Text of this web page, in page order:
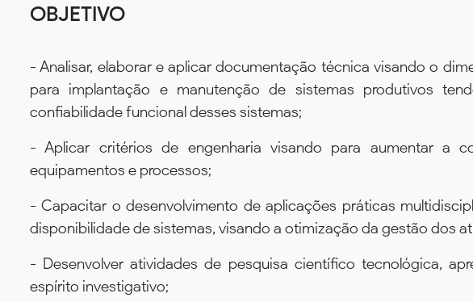
OBJETIVO
- Analisar, elaborar e aplicar documentação técnica visando o
para implantação e manutenção de sistemas produtivos
confiabilidade funcional desses sistemas;
- Aplicar critérios de engenharia visando para aumentar a
equipamentos e processos;
- Capacitar o desenvolvimento de aplicações práticas
disponibilidade de sistemas, visando a otimização da gestão dos
- Desenvolver atividades de pesquisa científico tecnológica,
espírito investigativo;